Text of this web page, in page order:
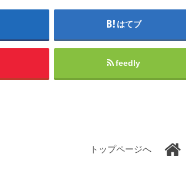
はてブ
feedly
トップページへ